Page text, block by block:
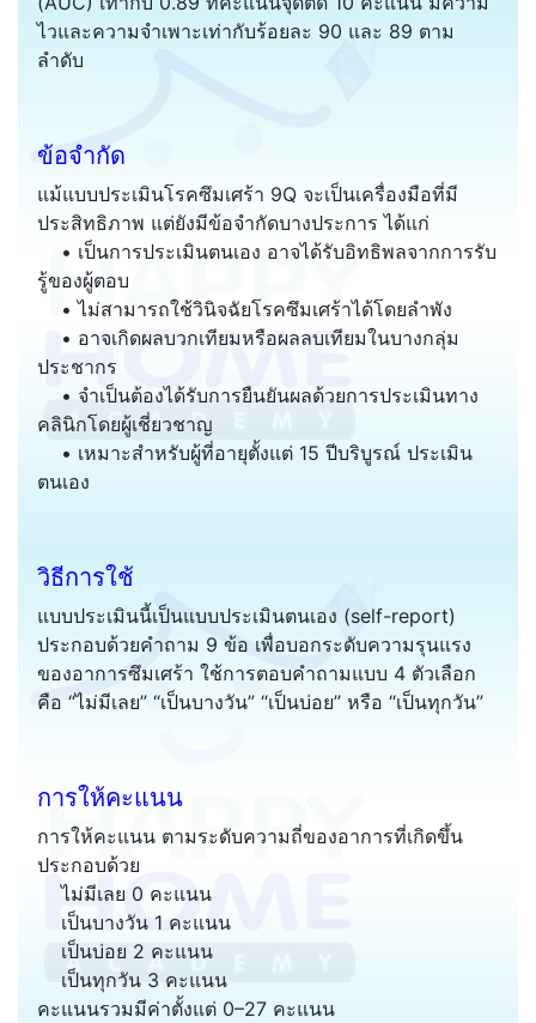
ไวและความจำเพาะเท่ากับร้อยละ 90 และ 89 ตาม
ลำดับ
ข้อจำกัด
แม้แบบประเมินโรคซึมเศร้า 9Q จะเป็นเครื่องมือที่มี
ประสิทธิภาพ แต่ยังมีข้อจำกัดบางประการ ได้แก่
• เป็นการประเมินตนเอง อาจได้รับอิทธิพลจากการรับ
รู้ของผู้ตอบ
• ไม่สามารถใช้วินิจฉัยโรคซึมเศร้าได้โดยลำพัง
• อาจเกิดผลบวกเทียมหรือผลลบเทียมในบางกลุ่ม
ประชากร
• จำเป็นต้องได้รับการยืนยันผลด้วยการประเมินทาง
คลินิกโดยผู้เชี่ยวชาญ
• เหมาะสำหรับผู้ที่อายุตั้งแต่ 15 ปีบริบูรณ์ ประเมิน
ตนเอง
วิธีการใช้
แบบประเมินนี้เป็นแบบประเมินตนเอง (self-report)
ประกอบด้วยคำถาม 9 ข้อ เพื่อบอกระดับความรุนแรง
ของอาการซึมเศร้า ใช้การตอบคำถามแบบ 4 ตัวเลือก
คือ “ไม่มีเลย” “เป็นบางวัน” “เป็นบ่อย” หรือ “เป็นทุกวัน”
การให้คะแนน
การให้คะแนน ตามระดับความถี่ของอาการที่เกิดขึ้น
ประกอบด้วย
ไม่มีเลย 0 คะแนน
เป็นบางวัน 1 คะแนน
เป็นบ่อย 2 คะแนน
เป็นทุกวัน 3 คะแนน
คะแนนรวมมีค่าตั้งแต่ 0–27 คะแนน